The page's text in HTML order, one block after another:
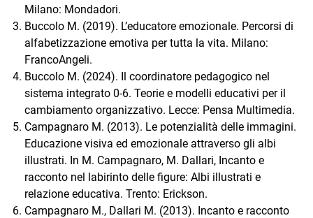
Milano: Mondadori.
Buccolo M. (2019). L’educatore emozionale. Percorsi di
alfabetizzazione emotiva per tutta la vita. Milano:
FrancoAngeli.
Buccolo M. (2024). Il coordinatore pedagogico nel
sistema integrato 0-6. Teorie e modelli educativi per il
cambiamento organizzativo. Lecce: Pensa Multimedia.
Campagnaro M. (2013). Le potenzialità delle immagini.
Educazione visiva ed emozionale attraverso gli albi
illustrati. In M. Campagnaro, M. Dallari, Incanto e
racconto nel labirinto delle figure: Albi illustrati e
relazione educativa. Trento: Erickson.
Campagnaro M., Dallari M. (2013). Incanto e racconto